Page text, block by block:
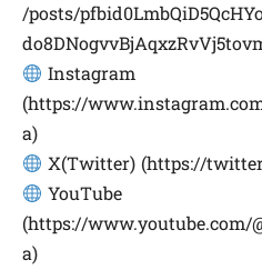
/posts/
Instagram
(https://
a)
X(Twitter) (https://
YouTube
(https://www.youtube.com/
a)